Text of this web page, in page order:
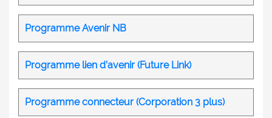
Programme Avenir NB
Programme lien d’avenir (Future Link)
Programme connecteur (Corporation 3 plus)